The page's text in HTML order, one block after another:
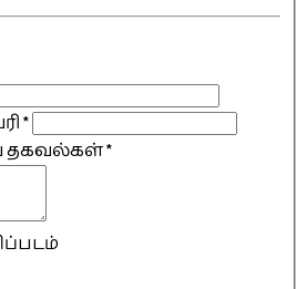
*
தகவல்கள்*